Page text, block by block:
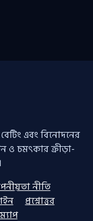
এবং বিনোদনের
ও চমৎকার ক্রীড়া-
নীতি
প্রশ্নোত্তর